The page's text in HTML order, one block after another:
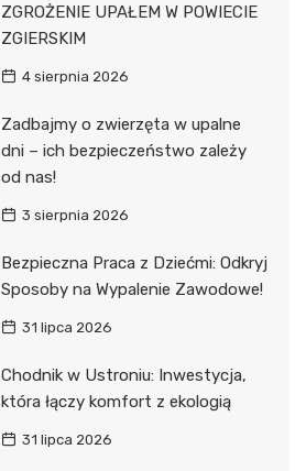
ZGROŻENIE UPAŁEM W POWIECIE
ZGIERSKIM
4 sierpnia 2026
Zadbajmy o zwierzęta w upalne
dni – ich bezpieczeństwo zależy
od nas!
3 sierpnia 2026
Bezpieczna Praca z Dziećmi: Odkryj
Sposoby na Wypalenie Zawodowe!
31 lipca 2026
Chodnik w Ustroniu: Inwestycja,
która łączy komfort z ekologią
31 lipca 2026